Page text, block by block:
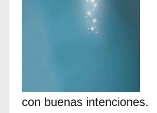
con buenas intenciones.